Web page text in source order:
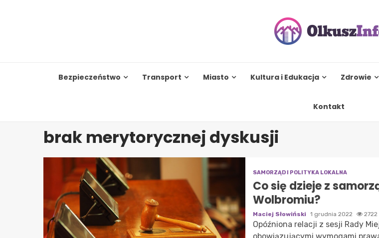
Bezpieczeństwo Transport Miasto Kultura i Edukacja Zdrowie
Kontakt
brak merytorycznej dyskusji
SAMORZĄD I POLITYKA LOKALNA
Co się dzieje z
Wolbromiu?
Maciej Słowiński 1 grudnia 2022 2722
Opóźniona relacji z sesji Rady
obowiązującymi wymogami